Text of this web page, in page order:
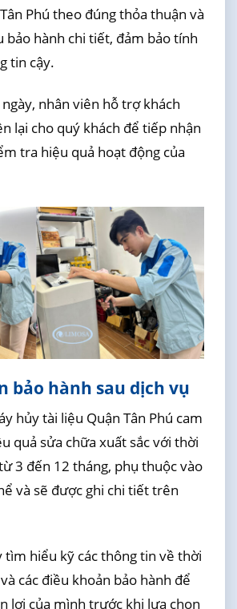
Phú theo đúng thỏa thuận và
bảo hành chi tiết, đảm bảo tính
tin cậy.
ngày, nhân viên hỗ trợ khách
lại cho quý khách để tiếp nhận
tra hiệu quả hoạt động của
bảo hành sau dịch vụ
hủy tài liệu Quận Tân Phú cam
quả sửa chữa xuất sắc với thời
3 đến 12 tháng, phụ thuộc vào
và sẽ được ghi chi tiết trên
tìm hiểu kỹ các thông tin về thời
các điều khoản bảo hành để
lợi của mình trước khi lựa chọn